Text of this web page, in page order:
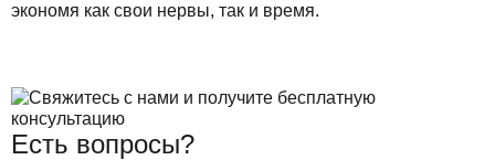
экономя как свои нервы, так и время.
Есть вопросы?